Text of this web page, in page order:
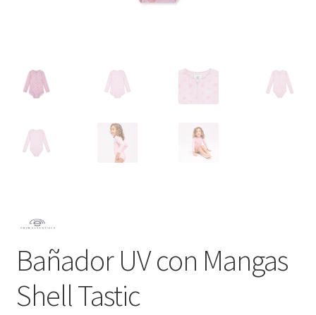
Bañador UV con Mangas
Shell Tastic